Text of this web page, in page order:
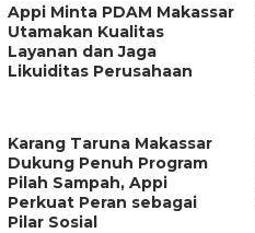
Appi Minta PDAM Makassar
Utamakan Kualitas
Layanan dan Jaga
Likuiditas Perusahaan
Karang Taruna Makassar
Dukung Penuh Program
Pilah Sampah, Appi
Perkuat Peran sebagai
Pilar Sosial